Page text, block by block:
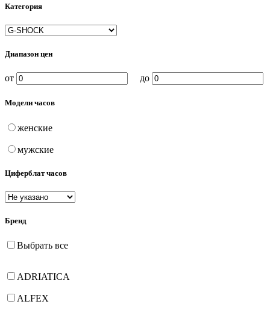
Категория
Диапазон цен
от до
Модели часов
женские
мужские
Циферблат часов
Бренд
Выбрать все
ADRIATICA
ALFEX